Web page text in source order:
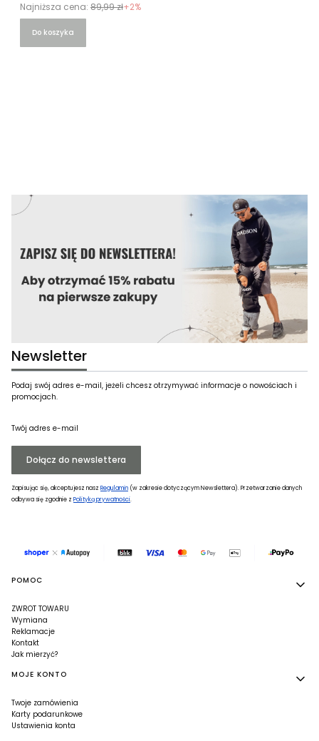
Najniższa cena: 89,99 zł+2%
Do koszyka
Newsletter
Podaj swój adres e-mail, jeżeli chcesz otrzymywać informacje o nowościach i
promocjach.
Twój adres e-mail
Dołącz do newslettera
Zapisując się, akceptujesz nasz Regulamin (w zakresie dotyczącym Newslettera). Przetwarzanie danych
odbywa się zgodnie z Polityką prywatności.
Linki w stopce
POMOC
ZWROT TOWARU
Wymiana
Reklamacje
Kontakt
Jak mierzyć?
MOJE KONTO
Twoje zamówienia
Karty podarunkowe
Ustawienia konta